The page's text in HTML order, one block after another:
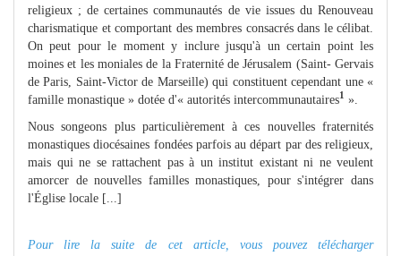
religieux ; de certaines communautés de vie issues du Renouveau
charismatique et comportant des membres consacrés dans le célibat.
On peut pour le moment y inclure jusqu'à un certain point les
moines et les moniales de la Fraternité de Jérusalem (Saint- Gervais
de Paris, Saint-Victor de Marseille) qui constituent cependant une «
famille monastique » dotée d'« autorités intercommunautaires1 ».
Nous songeons plus particulièrement à ces nouvelles fraternités
monastiques diocésaines fondées parfois au départ par des religieux,
mais qui ne se rattachent pas à un institut existant ni ne veulent
amorcer de nouvelles familles monastiques, pour s'intégrer dans
l'Église locale [...]
Pour lire la suite de cet article, vous pouvez télécharger